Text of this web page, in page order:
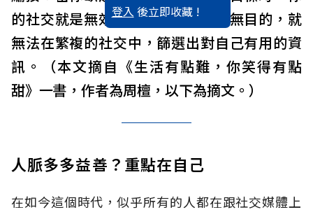
登入 後立即收藏 !
的社交就是無效的。若你的人生漫無目的，就
無法在繁複的社交中，篩選出對自己有用的資
訊。（本文摘自《生活有點難，你笑得有點
甜》一書，作者為周檀，以下為摘文。）
人脈多多益善？重點在自己
在如今這個時代，似乎所有的人都在跟社交媒體上